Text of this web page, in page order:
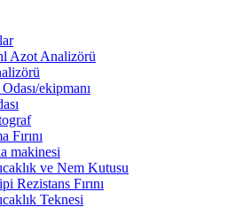
Azot Analizörü
ekipmanı
Fırını
makinesi
ve Nem Kutusu
Rezistans Fırını
Teknesi